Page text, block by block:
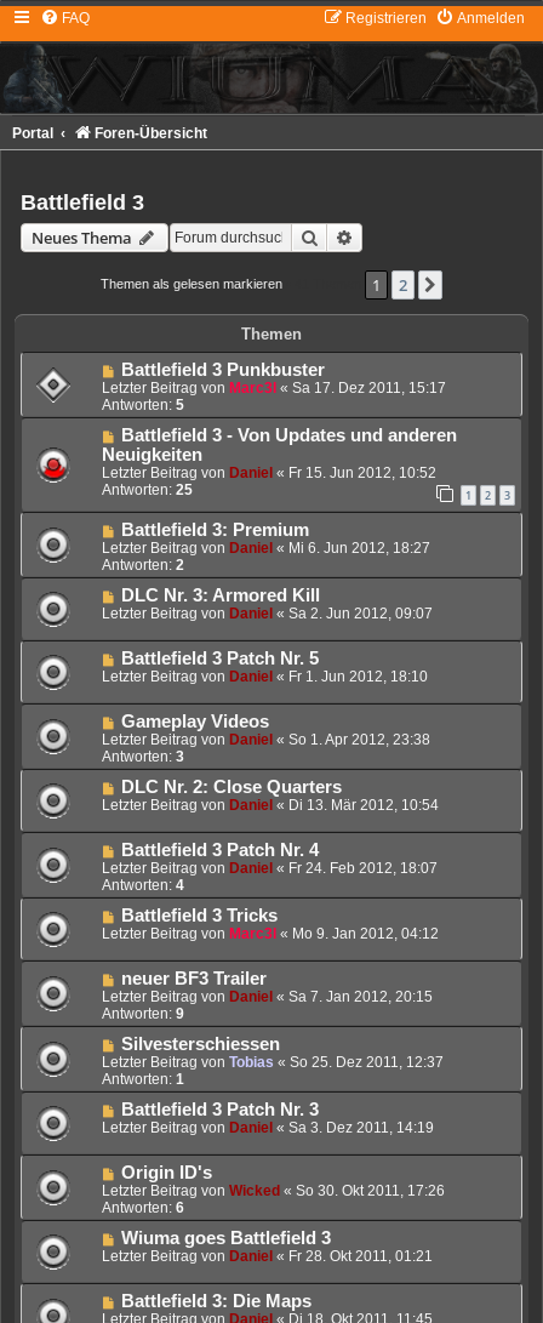
FAQ Anmelden
Registrieren
Portal Foren-Übersicht
Battlefield 3
Neues Thema Suche
Themen als gelesen markieren 1 2
Themen
Battlefield 3 Punkbuster
Letzter Beitrag von Marc3l « Sa 17. Dez 2011, 15:17
Antworten: 5
Battlefield 3 - Von Updates und anderen
Neuigkeiten
Letzter Beitrag von Daniel « Fr 15. Jun 2012, 10:52
Antworten: 25 1 2 3
Battlefield 3: Premium
Letzter Beitrag von Daniel « Mi 6. Jun 2012, 18:27
Antworten: 2
DLC Nr. 3: Armored Kill
Letzter Beitrag von Daniel « Sa 2. Jun 2012, 09:07
Battlefield 3 Patch Nr. 5
Letzter Beitrag von Daniel « Fr 1. Jun 2012, 18:10
Gameplay Videos
Letzter Beitrag von Daniel « So 1. Apr 2012, 23:38
Antworten: 3
DLC Nr. 2: Close Quarters
Letzter Beitrag von Daniel « Di 13. Mär 2012, 10:54
Battlefield 3 Patch Nr. 4
Letzter Beitrag von Daniel « Fr 24. Feb 2012, 18:07
Antworten: 4
Battlefield 3 Tricks
Letzter Beitrag von Marc3l « Mo 9. Jan 2012, 04:12
neuer BF3 Trailer
Letzter Beitrag von Daniel « Sa 7. Jan 2012, 20:15
Antworten: 9
Silvesterschiessen
Letzter Beitrag von Tobias « So 25. Dez 2011, 12:37
Antworten: 1
Battlefield 3 Patch Nr. 3
Letzter Beitrag von Daniel « Sa 3. Dez 2011, 14:19
Origin ID's
Letzter Beitrag von Wicked « So 30. Okt 2011, 17:26
Antworten: 6
Wiuma goes Battlefield 3
Letzter Beitrag von Daniel « Fr 28. Okt 2011, 01:21
Battlefield 3: Die Maps
Letzter Beitrag von Daniel « Di 18. Okt 2011, 11:45